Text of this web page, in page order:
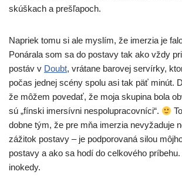
skúš­kach a prešľapoch.
Napriek tomu si ale mys­lím, že imer­zia je
Ponárala som sa do posta­vy tak ako vždy
postáv v Doubt, vrá­ta­ne baro­vej ser­vír­ky,
počas jed­nej scé­ny spo­lu asi tak päť minút.
že môžem pove­dať, že moja sku­pi­na bola
sú „fín­ski imer­sív­ni nespo­lu­pra­cov­ní­ci“.
dob­ne tým, že pre mňa imer­zia nevy­ža­du­je
záži­tok posta­vy – je pod­po­ro­va­ná silou
posta­vy a ako sa hodí do cel­ko­vé­ho prí­be­hu.
inokedy.